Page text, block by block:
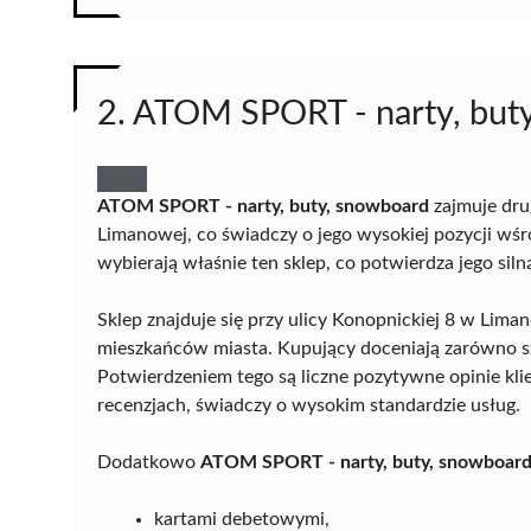
2. ATOM SPORT - narty,
ATOM SPORT - narty, buty, snowboard zajmuje
Limanowej, co świadczy o jego wysokiej pozycji
wybierają właśnie ten sklep, co potwierdza jego
Sklep znajduje się przy ulicy Konopnickiej 8 w
mieszkańców miasta. Kupujący doceniają zarówno
Potwierdzeniem tego są liczne pozytywne opinie
recenzjach, świadczy o wysokim standardzie usług.
Dodatkowo ATOM SPORT - narty, buty, snowboard
kartami debetowymi,